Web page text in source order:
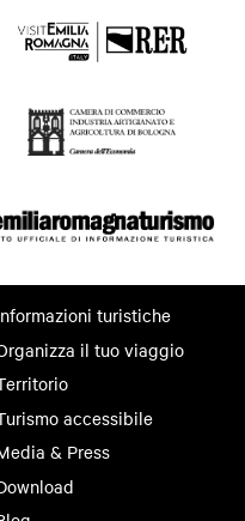
turistiche
il tuo viaggio
accessibile
& Press